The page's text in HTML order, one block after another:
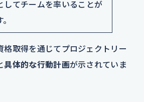
してチームを率いることが
格取得を通じてプロジェクトリー
具体的な行動計画が示されていま